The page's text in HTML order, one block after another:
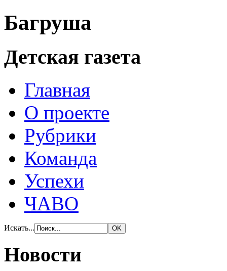
Багруша
Детская газета
Главная
О проекте
Рубрики
Команда
Успехи
ЧАВО
Искать...
Новости